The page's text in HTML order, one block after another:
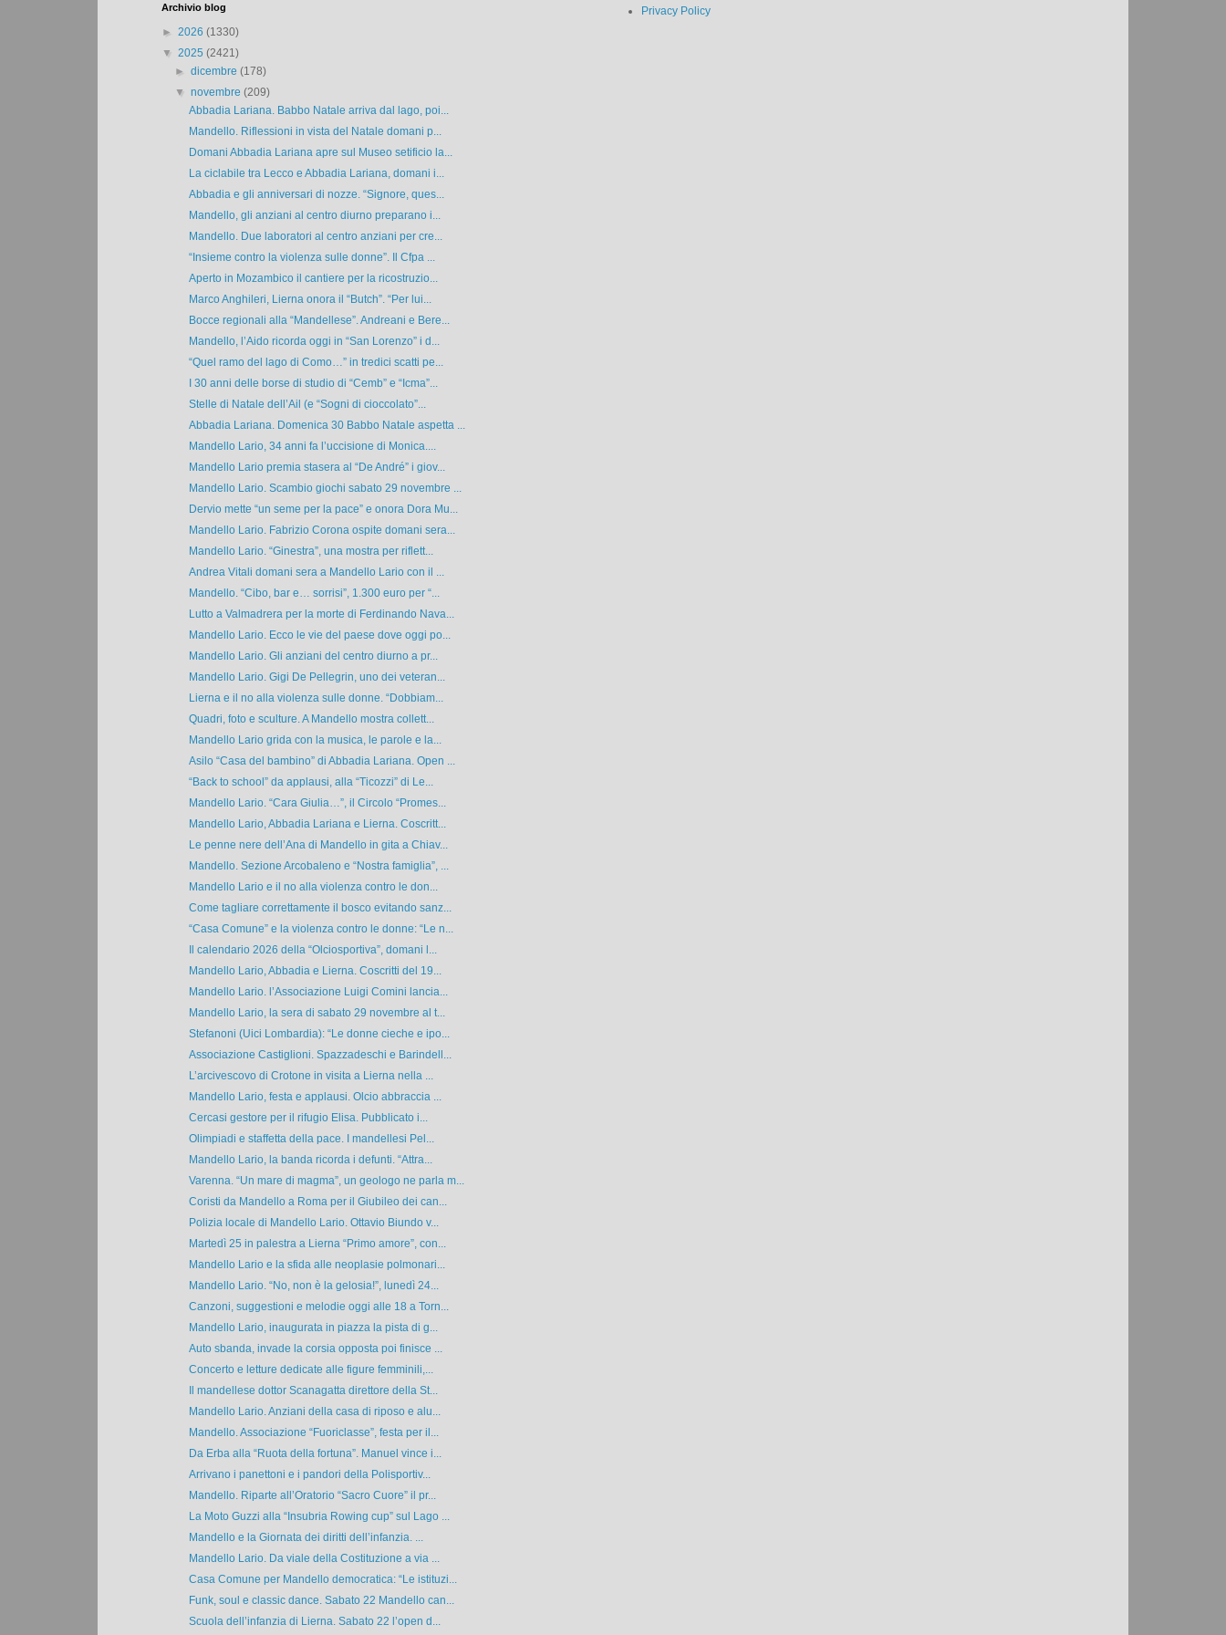
Archivio blog
► 2026 (1330)
▼ 2025 (2421)
►dicembre(178)
▼novembre(209)
Abbadia Lariana. Babbo Natale arriva dal lago, poi...
Mandello. Riflessioni in vista del Natale domani p...
Domani Abbadia Lariana apre sul Museo setificio la...
La ciclabile tra Lecco e Abbadia Lariana, domani i...
Abbadia e gli anniversari di nozze. “Signore, ques...
Mandello, gli anziani al centro diurno preparano i...
Mandello. Due laboratori al centro anziani per cre...
“Insieme contro la violenza sulle donne”. Il Cfpa ...
Aperto in Mozambico il cantiere per la ricostruzio...
Marco Anghileri, Lierna onora il “Butch”. “Per lui...
Bocce regionali alla “Mandellese”. Andreani e Bere...
Mandello, l’Aido ricorda oggi in “San Lorenzo” i d...
“Quel ramo del lago di Como…” in tredici scatti pe...
I 30 anni delle borse di studio di “Cemb” e “Icma”...
Stelle di Natale dell’Ail (e “Sogni di cioccolato”...
Abbadia Lariana. Domenica 30 Babbo Natale aspetta ...
Mandello Lario, 34 anni fa l’uccisione di Monica....
Mandello Lario premia stasera al “De André” i giov...
Mandello Lario. Scambio giochi sabato 29 novembre ...
Dervio mette “un seme per la pace” e onora Dora Mu...
Mandello Lario. Fabrizio Corona ospite domani sera...
Mandello Lario. “Ginestra”, una mostra per riflett...
Andrea Vitali domani sera a Mandello Lario con il ...
Mandello. “Cibo, bar e… sorrisi”, 1.300 euro per “...
Lutto a Valmadrera per la morte di Ferdinando Nava...
Mandello Lario. Ecco le vie del paese dove oggi po...
Mandello Lario. Gli anziani del centro diurno a pr...
Mandello Lario. Gigi De Pellegrin, uno dei veteran...
Lierna e il no alla violenza sulle donne. “Dobbiam...
Quadri, foto e sculture. A Mandello mostra collett...
Mandello Lario grida con la musica, le parole e la...
Asilo “Casa del bambino” di Abbadia Lariana. Open ...
“Back to school” da applausi, alla “Ticozzi” di Le...
Mandello Lario. “Cara Giulia…”, il Circolo “Promes...
Mandello Lario, Abbadia Lariana e Lierna. Coscritt...
Le penne nere dell’Ana di Mandello in gita a Chiav...
Mandello. Sezione Arcobaleno e “Nostra famiglia”, ...
Mandello Lario e il no alla violenza contro le don...
Come tagliare correttamente il bosco evitando sanz...
“Casa Comune” e la violenza contro le donne: “Le n...
Il calendario 2026 della “Olciosportiva”, domani l...
Mandello Lario, Abbadia e Lierna. Coscritti del 19...
Mandello Lario. l’Associazione Luigi Comini lancia...
Mandello Lario, la sera di sabato 29 novembre al t...
Stefanoni (Uici Lombardia): “Le donne cieche e ipo...
Associazione Castiglioni. Spazzadeschi e Barindell...
L’arcivescovo di Crotone in visita a Lierna nella ...
Mandello Lario, festa e applausi. Olcio abbraccia ...
Cercasi gestore per il rifugio Elisa. Pubblicato i...
Olimpiadi e staffetta della pace. I mandellesi Pel...
Mandello Lario, la banda ricorda i defunti. “Attra...
Varenna. “Un mare di magma”, un geologo ne parla m...
Coristi da Mandello a Roma per il Giubileo dei can...
Polizia locale di Mandello Lario. Ottavio Biundo v...
Martedì 25 in palestra a Lierna “Primo amore”, con...
Mandello Lario e la sfida alle neoplasie polmonari...
Mandello Lario. “No, non è la gelosia!”, lunedì 24...
Canzoni, suggestioni e melodie oggi alle 18 a Torn...
Mandello Lario, inaugurata in piazza la pista di g...
Auto sbanda, invade la corsia opposta poi finisce ...
Concerto e letture dedicate alle figure femminili,...
Il mandellese dottor Scanagatta direttore della St...
Mandello Lario. Anziani della casa di riposo e alu...
Mandello. Associazione “Fuoriclasse”, festa per il...
Da Erba alla “Ruota della fortuna”. Manuel vince i...
Arrivano i panettoni e i pandori della Polisportiv...
Mandello. Riparte all’Oratorio “Sacro Cuore” il pr...
La Moto Guzzi alla “Insubria Rowing cup” sul Lago ...
Mandello e la Giornata dei diritti dell’infanzia. ...
Mandello Lario. Da viale della Costituzione a via ...
Casa Comune per Mandello democratica: “Le istituzi...
Funk, soul e classic dance. Sabato 22 Mandello can...
Scuola dell’infanzia di Lierna. Sabato 22 l’open d...
Privacy Policy